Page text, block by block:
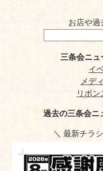
お店や過
三条会ニュ
イ
メデ
リボン
過去の三条会ニ
＼ 最新チラシ